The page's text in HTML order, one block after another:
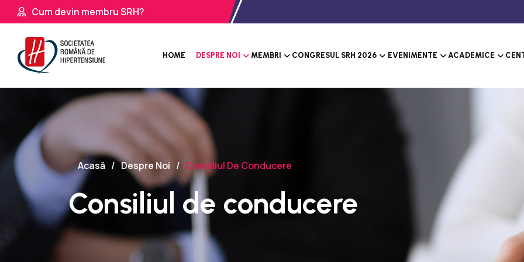
Cum devin membru SRH?
HOME DESPRE NOI MEMBRI CONGRESUL SRH 2026 EVENIMENTE ACADEMICE
Consiliul de conducere
Acasă Despre Noi Consiliul De Conducere